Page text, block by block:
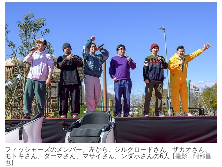
フィッシャーズのメンバー。左から、シルクロードさん、ザカオさん、
モトキさん、ダーマさん、マサイさん、ンダホさんの6人
【撮影＝阿部昌
也】